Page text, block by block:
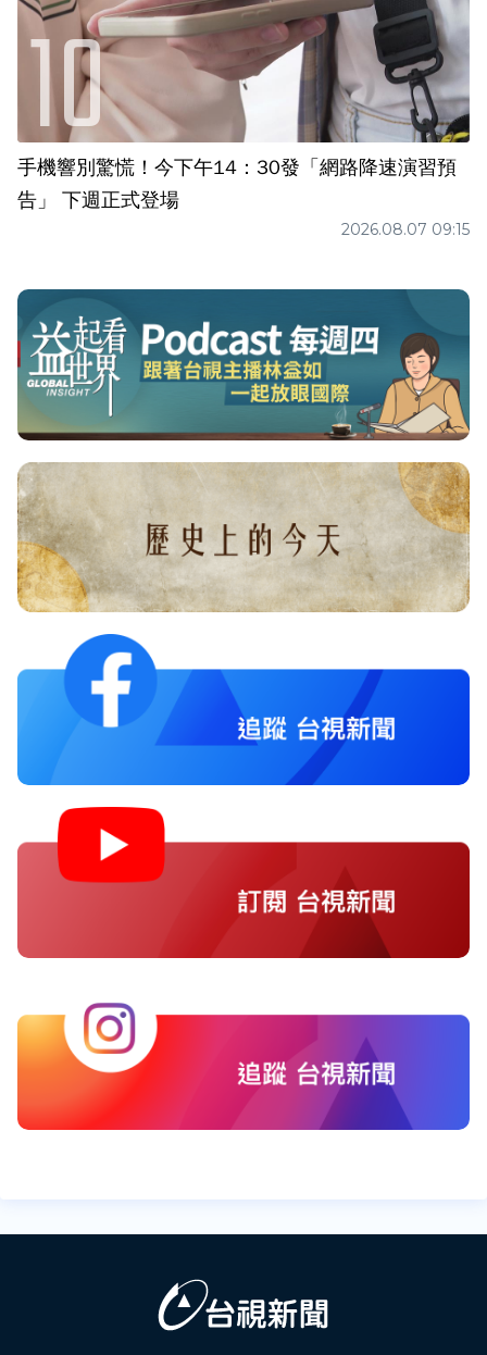
手機響別驚慌！今下午14：30發「網路降速演習預
告」 下週正式登場
2026.08.07 09:15